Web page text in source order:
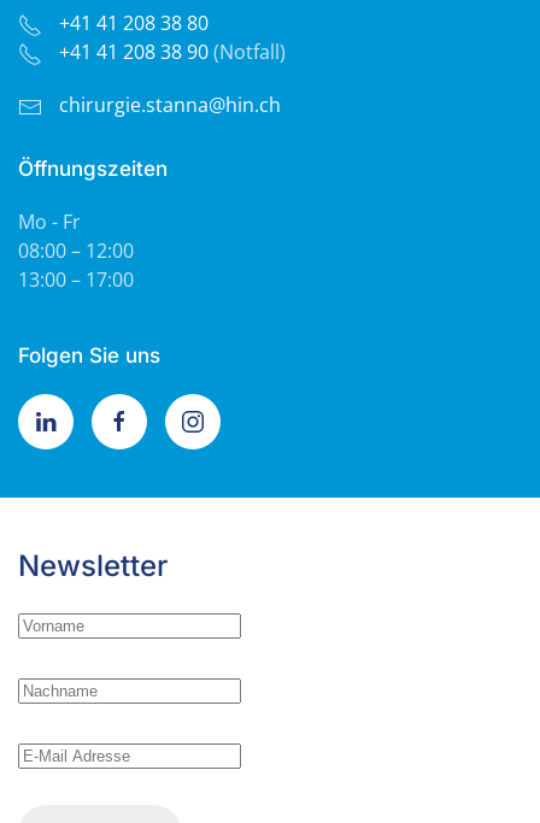
+41 41 208 38 80
+41 41 208 38 90(Notfall)
chirurgie.stanna@hin.ch
Öffnungszeiten
Mo - Fr
08:00 – 12:00
13:00 – 17:00
Folgen Sie uns
Newsletter